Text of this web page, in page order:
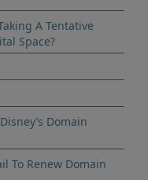
A Tentative
Space?
Domain
To Renew Domain